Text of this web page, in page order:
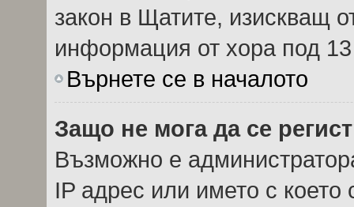
закон в Щатите, изискващ
информация от хора под
Върнете се в началото
Защо не мога да се
Възможно е
IP адрес или името с което